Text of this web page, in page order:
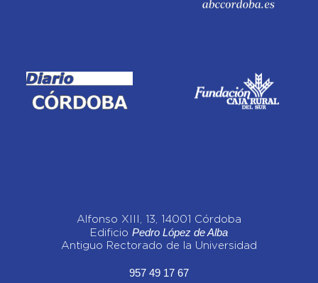
Alfonso XIII, 13, 14001 Córdoba
Edificio Pedro López de Alba
Antiguo Rectorado de la Universidad
957 49 17 67